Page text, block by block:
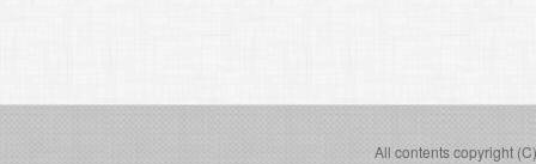
All contents copyright